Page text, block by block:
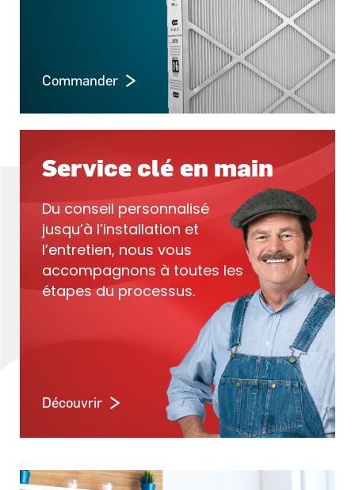
Commander
Service clé en main
Du conseil personnalisé
jusqu’à l’installation et
l’entretien, nous vous
accompagnons à toutes les
étapes du processus.
Découvrir